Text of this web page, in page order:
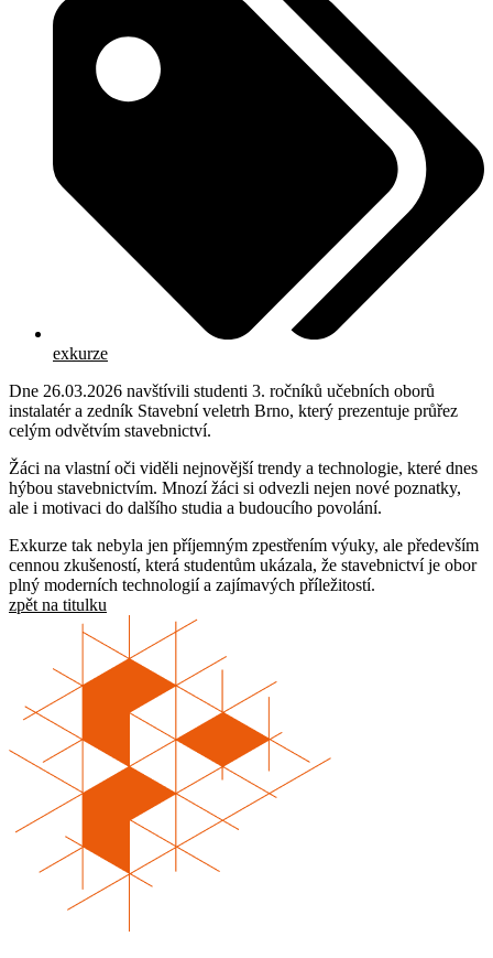
exkurze
Dne 26.03.2026 navštívili studenti 3. ročníků učebních oborů
instalatér a zedník Stavební veletrh Brno, který prezentuje průřez
celým odvětvím stavebnictví.
Žáci na vlastní oči viděli nejnovější trendy a technologie, které dnes
hýbou stavebnictvím. Mnozí žáci si odvezli nejen nové poznatky,
ale i motivaci do dalšího studia a budoucího povolání.
Exkurze tak nebyla jen příjemným zpestřením výuky, ale především
cennou zkušeností, která studentům ukázala, že stavebnictví je obor
plný moderních technologií a zajímavých příležitostí.
zpět na titulku